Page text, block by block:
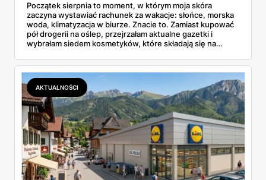
Początek sierpnia to moment, w którym moja skóra
zaczyna wystawiać rachunek za wakacje: słońce, morska
woda, klimatyzacja w biurze. Znacie to. Zamiast kupować
pół drogerii na oślep, przejrzałam aktualne gazetki i
wybrałam siedem kosmetyków, które składają się na
dermokosmetyki Vichy. Wszystkie ceny sprawdziłam w
ofertach, terminy też.
AKTUALNOŚCI